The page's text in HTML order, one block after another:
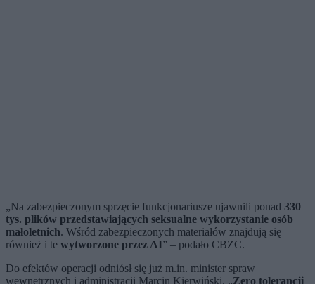
„Na zabezpieczonym sprzęcie funkcjonariusze ujawnili ponad 330
tys. plików przedstawiających seksualne wykorzystanie osób
małoletnich. Wśród zabezpieczonych materiałów znajdują się
również i te wytworzone przez AI” – podało CBZC.
Do efektów operacji odniósł się już m.in. minister spraw
wewnętrznych i administracji Marcin Kierwiński. „Zero tolerancji